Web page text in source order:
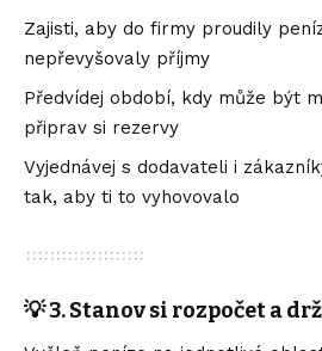
Zajisti, aby do firmy proudily
nepřevyšovaly příjmy
Předvídej období, kdy může být
připrav si rezervy
Vyjednávej s dodavateli i
tak, aby ti to vyhovovalo
💡 3. Stanov si rozpočet a